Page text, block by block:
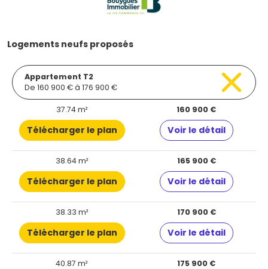
Logements neufs proposés
Appartement T2
De 160 900 € à 176 900 €
37.74 m² 160 900 €
Télécharger le plan Voir le détail
38.64 m² 165 900 €
Télécharger le plan Voir le détail
38.33 m² 170 900 €
Télécharger le plan Voir le détail
40.87 m² 175 900 €